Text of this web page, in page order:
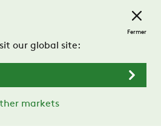
our global site:
markets
Fermer